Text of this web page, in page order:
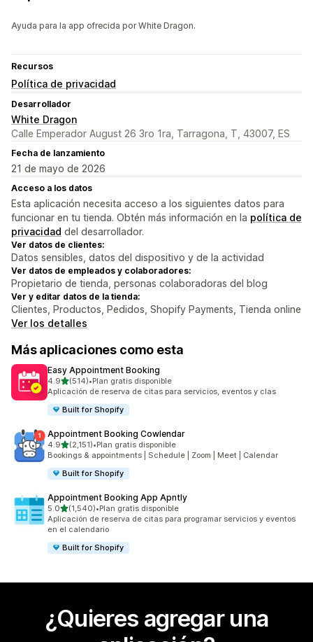
Ayuda para la app ofrecida por White Dragon.
Recursos
Política de privacidad
Desarrollador
White Dragon
Calle Emperador August 26 3ro 1ra, Tarragona, T, 43007, ES
Fecha de lanzamiento
21 de mayo de 2026
Acceso a los datos
Esta aplicación necesita acceso a los siguientes datos para
funcionar en tu tienda. Obtén más información en la política de
privacidad del desarrollador.
Ver datos de clientes:
Datos sensibles, datos del dispositivo y de la actividad
Ver datos de empleados y colaboradores:
Propietario de tienda, personas colaboradoras del blog
Ver y editar datos de la tienda:
Clientes, Productos, Pedidos, Shopify Payments, Tienda online
Ver los detalles
Más aplicaciones como esta
Easy Appointment Booking
4.9de 5 estrellas
(514)
514 reseñas en total
•Plan gratis disponible
Aplicación de reserva de citas para servicios, eventos y clas
Built for Shopify
Appointment Booking Cowlendar
4.9de 5 estrellas
(2,151)
2151 reseñas en total
•Plan gratis disponible
Bookings & appointments | Schedule | Zoom | Meet | Calendar
Built for Shopify
Appointment Booking App Apntly
5.0de 5 estrellas
(1,540)
1540 reseñas en total
•Plan gratis disponible
Aplicación de reserva de citas para programar servicios y eventos
en el calendario
Built for Shopify
¿Quieres agregar una